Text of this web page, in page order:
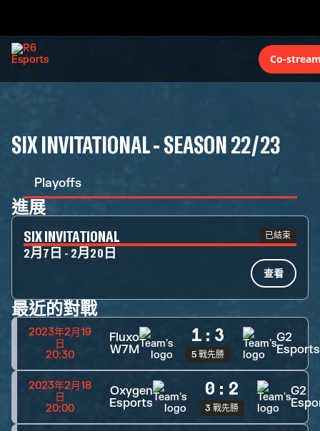
Co-
SIX INVITATIONAL - SEASON 22/23
Playoffs
進展
SIX INVITATIONAL 已結束
2月7日 - 2月20日
查看
最近的對戰
2023年2月19
日
20:30
Fluxo
W7M
1 : 3
5 戰先勝
G2
Esports
2023年2月18
日
20:00
Oxygen
Esports
0 : 2
3 戰先勝
G2